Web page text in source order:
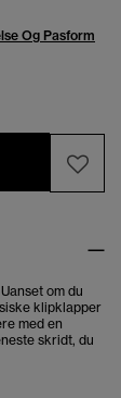
Og Pasform
om du
klipklapper
med en
skridt, du